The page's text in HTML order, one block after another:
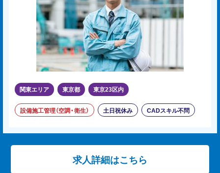
関東エリア 東京都 東京23区内
設備施工管理（空調・衛生） 土日祝休み CADスキル不問
求人詳細はこちら